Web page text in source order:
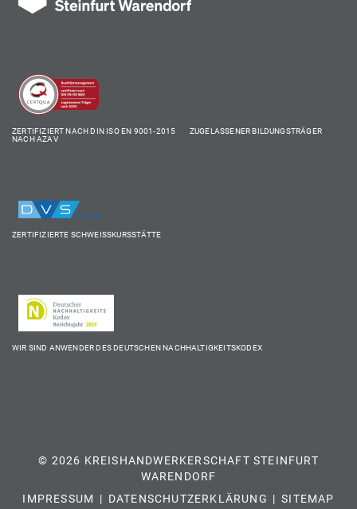
ZERTIFIZIERT NACH DIN ISO EN 9001-2015 ZUGELASSENER BILDUNGSTRÄGER
NACH AZAV
ZERTIFIZIERTE SCHWEISSKURSSTÄTTE
WIR SIND ANWENDER DES DEUTSCHEN NACHHALTIGKEITSKODEX
© 2026 KREISHANDWERKERSCHAFT STEINFURT
WARENDORF
IMPRESSUM
DATENSCHUTZERKLÄRUNG SITEMAP